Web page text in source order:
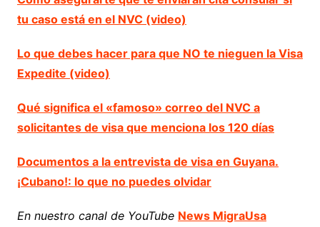
tu caso está en el NVC (video)
Lo que debes hacer para que NO te nieguen la Visa
Expedite (video)
Qué significa el «famoso» correo del NVC a
solicitantes de visa que menciona los 120 días
Documentos a la entrevista de visa en Guyana.
¡Cubano!: lo que no puedes olvidar
En nuestro canal de YouTube News MigraUsa